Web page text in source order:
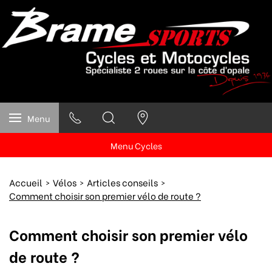
Menu
Menu Cycles
Accueil Vélos
Articles conseils
Comment choisir son premier vélo de route ?
Comment choisir son premier vélo
de route ?